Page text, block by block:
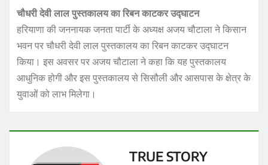
चौधरी देवी लाल पुस्तकालय का रिबन काटकर उद्घाटन
हरियाणा की जननायक जनता पार्टी के अध्यक्ष अजय चौटाला ने किसान
भवन पर चौधरी देवी लाल पुस्तकालय का रिबन काटकर उद्घाटन
किया। इस अवसर पर अजय चौटाला ने कहा कि यह पुस्तकालय
आधुनिक होगी और इस पुस्तकालय से सिसौली और आसपास के क्षेत्र के
युवाओं को लाभ मिलेगा।
TRUE STORY